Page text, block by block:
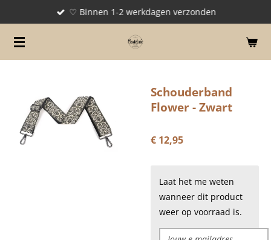
naar
de
♡ Binnen 1-2 werkdagen verzonden
Schouderband
Flower - Zwart
€ 12,95
Laat het me weten
wanneer dit product
weer op voorraad is.